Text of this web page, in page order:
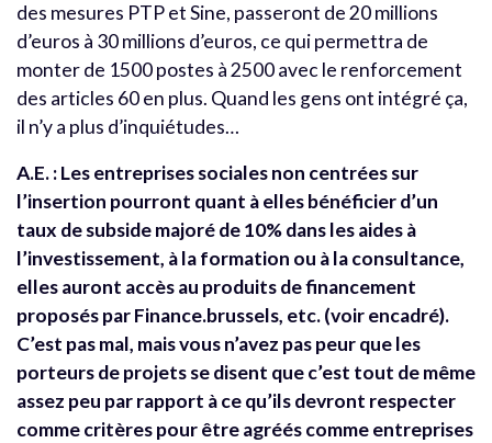
des mesures PTP et Sine, passeront de 20 millions
d’euros à 30 millions d’euros, ce qui permettra de
monter de 1500 postes à 2500 avec le renforcement
des articles 60 en plus. Quand les gens ont intégré ça,
il n’y a plus d’inquiétudes…
A.E. : Les entreprises sociales non centrées sur
l’insertion pourront quant à elles bénéficier d’un
taux de subside majoré de 10% dans les aides à
l’investissement, à la formation ou à la consultance,
elles auront accès au produits de financement
proposés par Finance.brussels, etc. (voir encadré).
C’est pas mal, mais vous n’avez pas peur que les
porteurs de projets se disent que c’est tout de même
assez peu par rapport à ce qu’ils devront respecter
comme critères pour être agréés comme entreprises